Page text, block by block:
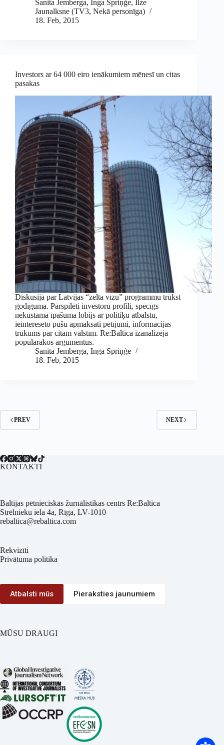
Sanita Jemberga, Inga Spriņģe, Ilze
Jaunalksne (TV3, Nekā personīga)
18. Feb, 2015
Investors ar 64 000 eiro ienākumiem mēnesī un citas
pasakas
Diskusijā par Latvijas “zelta vīzu” programmu trūkst
godīguma. Pārspīlēti investoru profili, spēcīgs
nekustamā īpašuma lobijs ar politiķu atbalstu,
ieinteresēto pušu apmaksāti pētījumi, informācijas
trūkums par citām valstīm. Re:Baltica izanalizēja
populārākos argumentus.
Sanita Jemberga, Inga Spriņģe
18. Feb, 2015
PREV NEXT
KONTAKTI
Baltijas pētnieciskās žurnālistikas centrs Re:Baltica
Strēlnieku iela 4a, Rīga, LV-1010
rebaltica@rebaltica.com
Rekvizīti
Privātuma politika
Atbalsti mūs Pieraksties jaunumiem
MŪSU DRAUGI